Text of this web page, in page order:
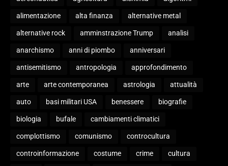
alimentazione alta finanza alternative metal
alternative rock amminstrazione Trump analisi
anarchismo anni di piombo anniversari
antisemitismo antropologia approfondimento
arte arte contemporanea astrologia attualità
auto basi militari USA benessere biografie
biologia bufale cambiamenti climatici
complottismo comunismo controcultura
controinformazione costume crime cultura